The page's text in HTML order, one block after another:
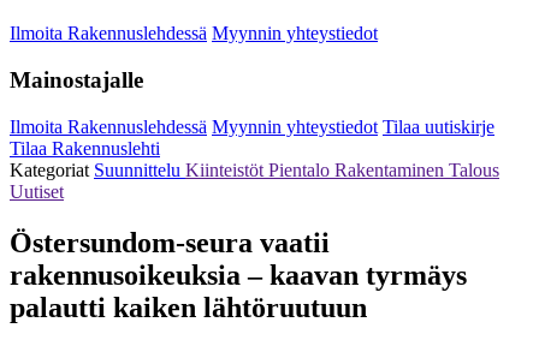
Ilmoita Rakennuslehdessä Myynnin yhteystiedot
Mainostajalle
Ilmoita Rakennuslehdessä Myynnin yhteystiedot Tilaa uutiskirje
Tilaa Rakennuslehti
Kategoriat Suunnittelu Kiinteistöt Pientalo Rakentaminen Talous
Uutiset
Östersundom-seura vaatii
rakennusoikeuksia – kaavan tyrmäys
palautti kaiken lähtöruutuun